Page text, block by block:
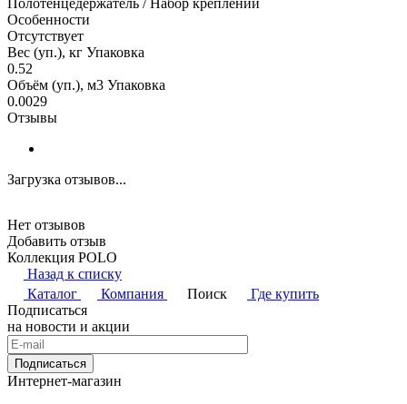
Особенности
Отсутствует
Вес (уп.), кг Упаковка
0.52
Объём (уп.), м3 Упаковка
0.0029
Отзывы
Загрузка отзывов...
Нет отзывов
Добавить отзыв
Коллекция POLO
Назад к списку
Каталог
Компания Поиск
Где купить
Подписаться
на новости и акции
Подписаться
Интернет-магазин